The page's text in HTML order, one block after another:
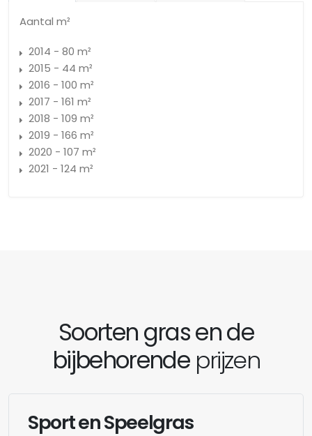
Aantal m²
2014 - 80 m²
2015 - 44 m²
2016 - 100 m²
2017 - 161 m²
2018 - 109 m²
2019 - 166 m²
2020 - 107 m²
2021 - 124 m²
Soorten gras en de
bijbehorendeprijzen
Sport en Speelgras